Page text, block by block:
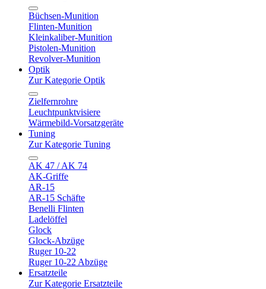
Büchsen-Munition
Flinten-Munition
Kleinkaliber-Munition
Pistolen-Munition
Revolver-Munition
Optik
Zur Kategorie Optik
Zielfernrohre
Leuchtpunktvisiere
Wärmebild-Vorsatzgeräte
Tuning
Zur Kategorie Tuning
AK 47 / AK 74
AK-Griffe
AR-15
AR-15 Schäfte
Benelli Flinten
Ladelöffel
Glock
Glock-Abzüge
Ruger 10-22
Ruger 10-22 Abzüge
Ersatzteile
Zur Kategorie Ersatzteile